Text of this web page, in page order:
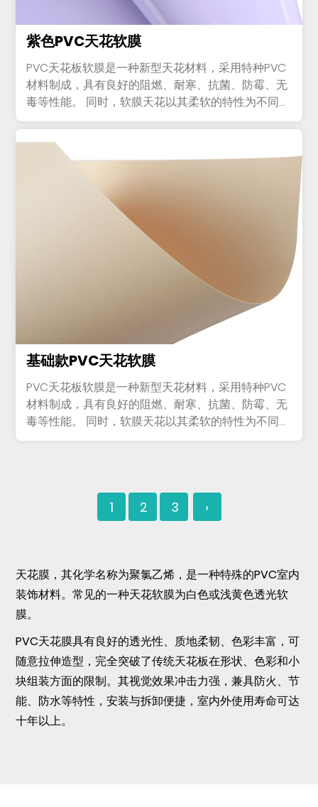
紫色PVC天花软膜
PVC天花板软膜是一种新型天花材料，采用特种PVC
材料制成，具有良好的阻燃、耐寒、抗菌、防霉、无
毒等性能。 同时，软膜天花以其柔软的特性为不同场
所提供个性...
基础款PVC天花软膜
PVC天花板软膜是一种新型天花材料，采用特种PVC
材料制成，具有良好的阻燃、耐寒、抗菌、防霉、无
毒等性能。 同时，软膜天花以其柔软的特性为不同场
所提供个性...
1 2 3 ›
天花膜 ，其化学名称为聚氯乙烯，是一种特殊的PVC室内
装饰材料。常见的一种天花软膜为白色或浅黄色透光软
膜。
PVC天花膜具有良好的透光性、质地柔韧、色彩丰富，可
随意拉伸造型，完全突破了传统天花板在形状、色彩和小
块组装方面的限制。其视觉效果冲击力强，兼具防火、节
能、防水等特性，安装与拆卸便捷，室内外使用寿命可达
十年以上。